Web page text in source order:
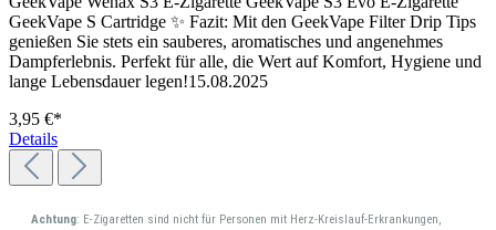
GeekVape S Cartridge ✨ Fazit: Mit den GeekVape Filter Drip Tips
genießen Sie stets ein sauberes, aromatisches und angenehmes
Dampferlebnis. Perfekt für alle, die Wert auf Komfort, Hygiene und
lange Lebensdauer legen!15.08.2025
3,95 €*
Details
Achtung: E-Zigaretten sind nicht für Personen mit Herz-Kreislauf-Erkrankungen,